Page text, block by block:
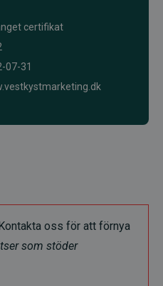
certifikat
07-31
oss för att förnya
som stöder